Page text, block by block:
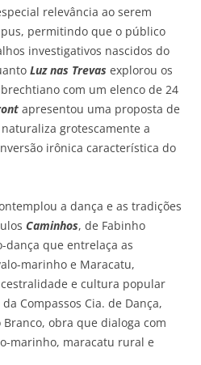
relevância ao serem
permitindo que o público
investigativos nascidos do
Luz nas Trevas explorou os
com um elenco de 24
apresentou uma proposta de
grotescamente a
irônica característica do
a dança e as tradições
Caminhos, de Fabinho
dança que entrelaça as
marinho e Maracatu,
e cultura popular
da Compassos Cia. de Dança,
obra que dialoga com
marinho, maracatu rural e